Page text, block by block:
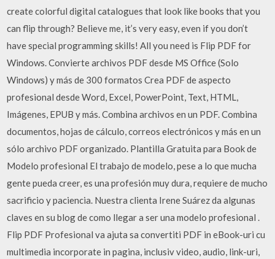
create colorful digital catalogues that look like books that you
can flip through? Believe me, it’s very easy, even if you don’t
have special programming skills! All you need is Flip PDF for
Windows. Convierte archivos PDF desde MS Office (Solo
Windows) y más de 300 formatos Crea PDF de aspecto
profesional desde Word, Excel, PowerPoint, Text, HTML,
Imágenes, EPUB y más. Combina archivos en un PDF. Combina
documentos, hojas de cálculo, correos electrónicos y más en un
sólo archivo PDF organizado. Plantilla Gratuita para Book de
Modelo profesional El trabajo de modelo, pese a lo que mucha
gente pueda creer, es una profesión muy dura, requiere de mucho
sacrificio y paciencia. Nuestra clienta Irene Suárez da algunas
claves en su blog de como llegar a ser una modelo profesional .
Flip PDF Profesional va ajuta sa convertiti PDF in eBook-uri cu
multimedia incorporate in pagina, inclusiv video, audio, link-uri,